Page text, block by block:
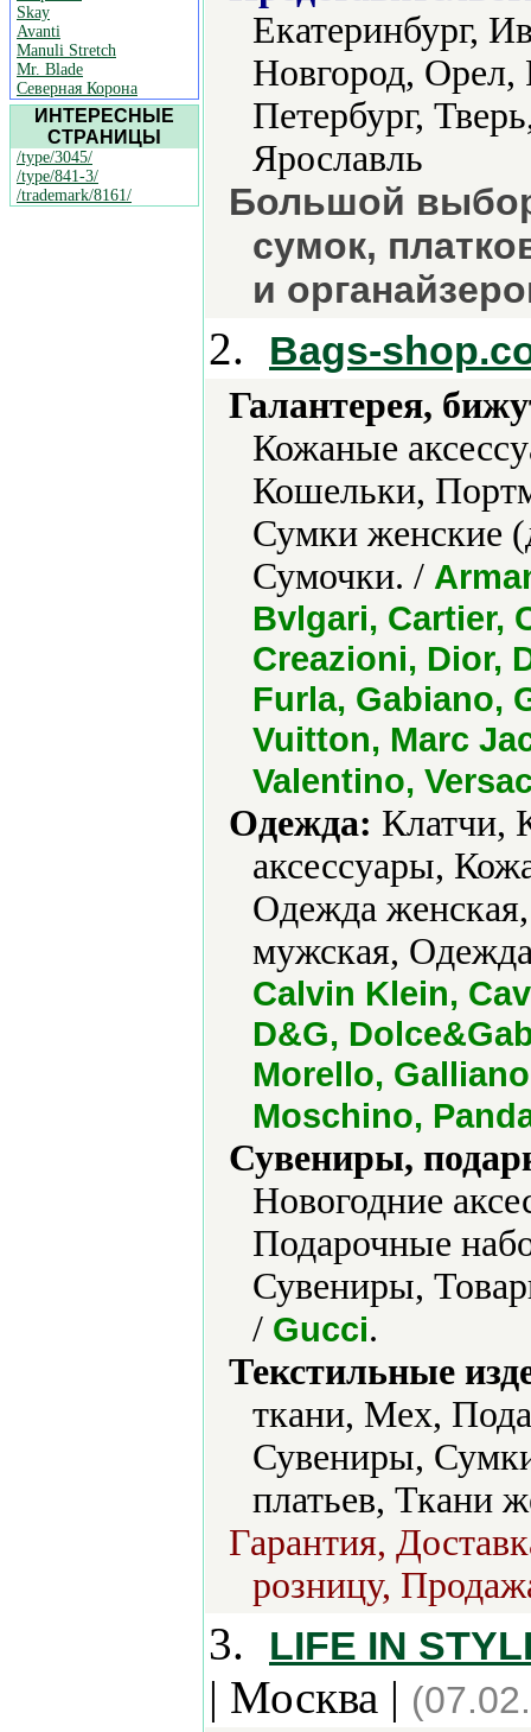
Skay
Avanti
Manuli Stretch
Mr. Blade
Северная Корона
ИНТЕРЕСНЫЕ
СТРАНИЦЫ
/type/3045/
/type/841-3/
/trademark/8161/
Екатеринбург,
Новгород, Орел,
Петербург,
Ярославль
Большой
сумок,
и
2. Bags-
Галантерея,
Кожаные
Кошельки,
Сумки женские
Сумочки. /
Bvlgari, Cartier,
Creazioni, Dior,
Furla, Gabiano,
Vuitton, Marc
Valentino,
Одежда: Клатчи,
аксессуары,
Одежда
мужская,
Calvin Klein,
D&G,
Morello,
Moschino,
Сувениры,
Новогодние
Подарочные
Сувениры,
/ Gucci.
Текстильные
ткани, Мех,
Сувениры,
платьев, Ткани
Гарантия,
розницу,
3. LIFE IN
| Москва |